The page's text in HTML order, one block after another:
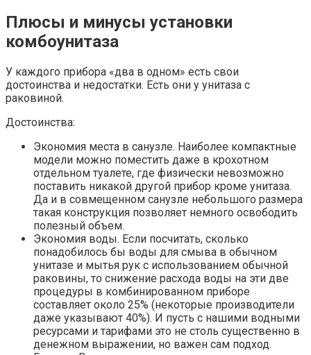
Плюсы и минусы установки
комбоунитаза
У каждого прибора «два в одном» есть свои
достоинства и недостатки. Есть они у унитаза с
раковиной.
Достоинства:
Экономия места в санузле. Наиболее компактные
модели можно поместить даже в крохотном
отдельном туалете, где физически невозможно
поставить никакой другой прибор кроме унитаза.
Да и в совмещенном санузле небольшого размера
такая конструкция позволяет немного освободить
полезный объем.
Экономия воды. Если посчитать, сколько
понадобилось бы воды для смыва в обычном
унитазе и мытья рук с использованием обычной
раковины, то снижение расхода воды на эти две
процедуры в комбинированном приборе
составляет около 25% (некоторые производители
даже указывают 40%). И пусть с нашими водными
ресурсами и тарифами это не столь существенно в
денежном выражении, но важен сам подход.